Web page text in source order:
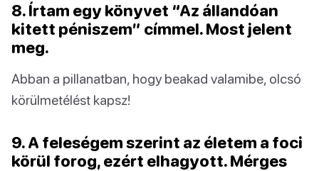
8. Írtam egy könyvet “Az állandóan
kitett péniszem” címmel. Most jelent
meg.
Abban a pillanatban, hogy beakad valamibe, olcsó
körülmetélést kapsz!
9. A feleségem szerint az életem a foci
körül forog, ezért elhagyott. Mérges